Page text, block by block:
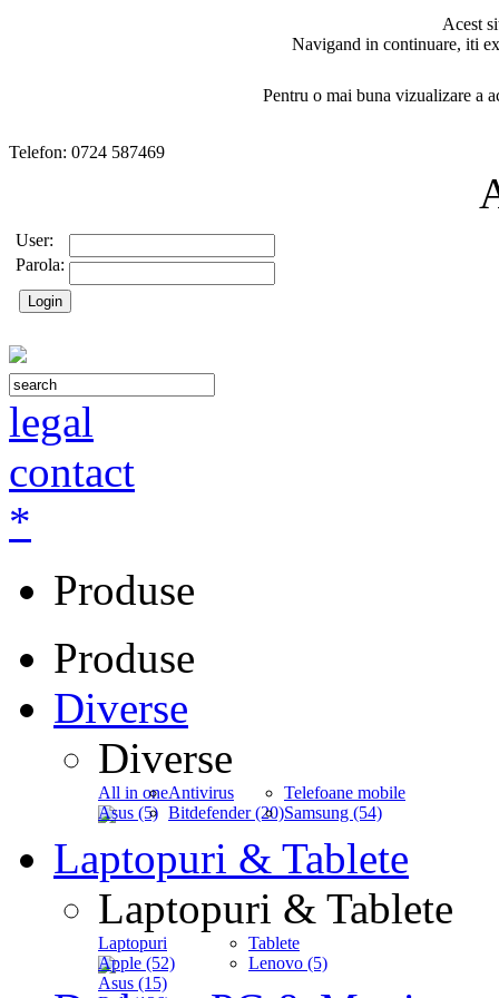
Acest
Navigand in continuare, iti
Pentru o mai buna vizualizare a
Telefon: 0724 587469
User:
Parola:
legal
contact
*
Produse
Produse
Diverse
Diverse
All in one
Asus (5)
Antivirus
Bitdefender (20)
Telefoane mobile
Samsung (54)
Laptopuri & Tablete
Laptopuri & Tablete
Laptopuri
Apple (52)
Asus (15)
Tablete
Lenovo (5)